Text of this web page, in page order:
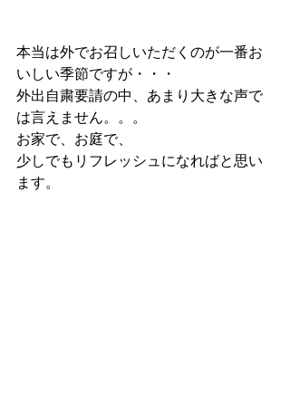
本当は外でお召しいただくのが一番お
いしい季節ですが・・・
外出自粛要請の中、あまり大きな声で
は言えません。。。
お家で、お庭で、
少しでもリフレッシュになればと思い
ます。